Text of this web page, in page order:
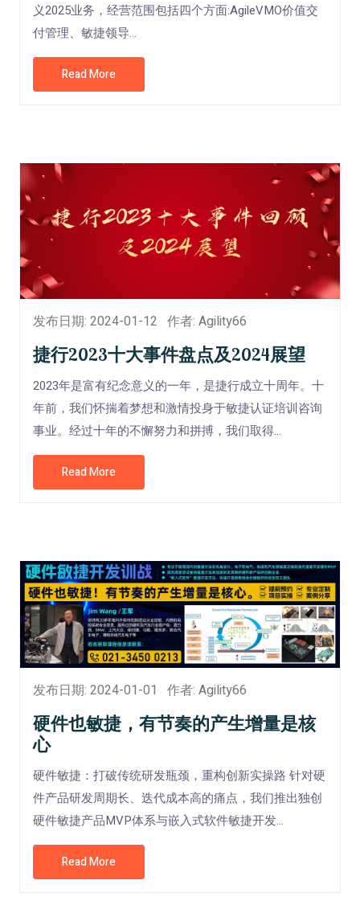
义2025业务，经营范围包括四个方面:AgileVMO价值交
付管理、敏捷领导...
Read More
发布日期: 2024-01-12 作者: Agility66
捷行2023十大事件盘点及2024展望
2023年是富有纪念意义的一年，是捷行成立十周年。十
年前，我们怀揣着梦想和激情投身于敏捷认证培训咨询
事业。经过十年的不懈努力和拼搏，我们取得...
Read More
发布日期: 2024-01-01 作者: Agility66
硬件也敏捷，有节奏的产生增量是核
心
硬件敏捷：打破传统研发瓶颈，重构创新实操路 针对硬
件产品研发周期长、迭代成本高的痛点，我们推出独创
硬件敏捷产品MVP体系与嵌入式软件敏捷开发...
Read More